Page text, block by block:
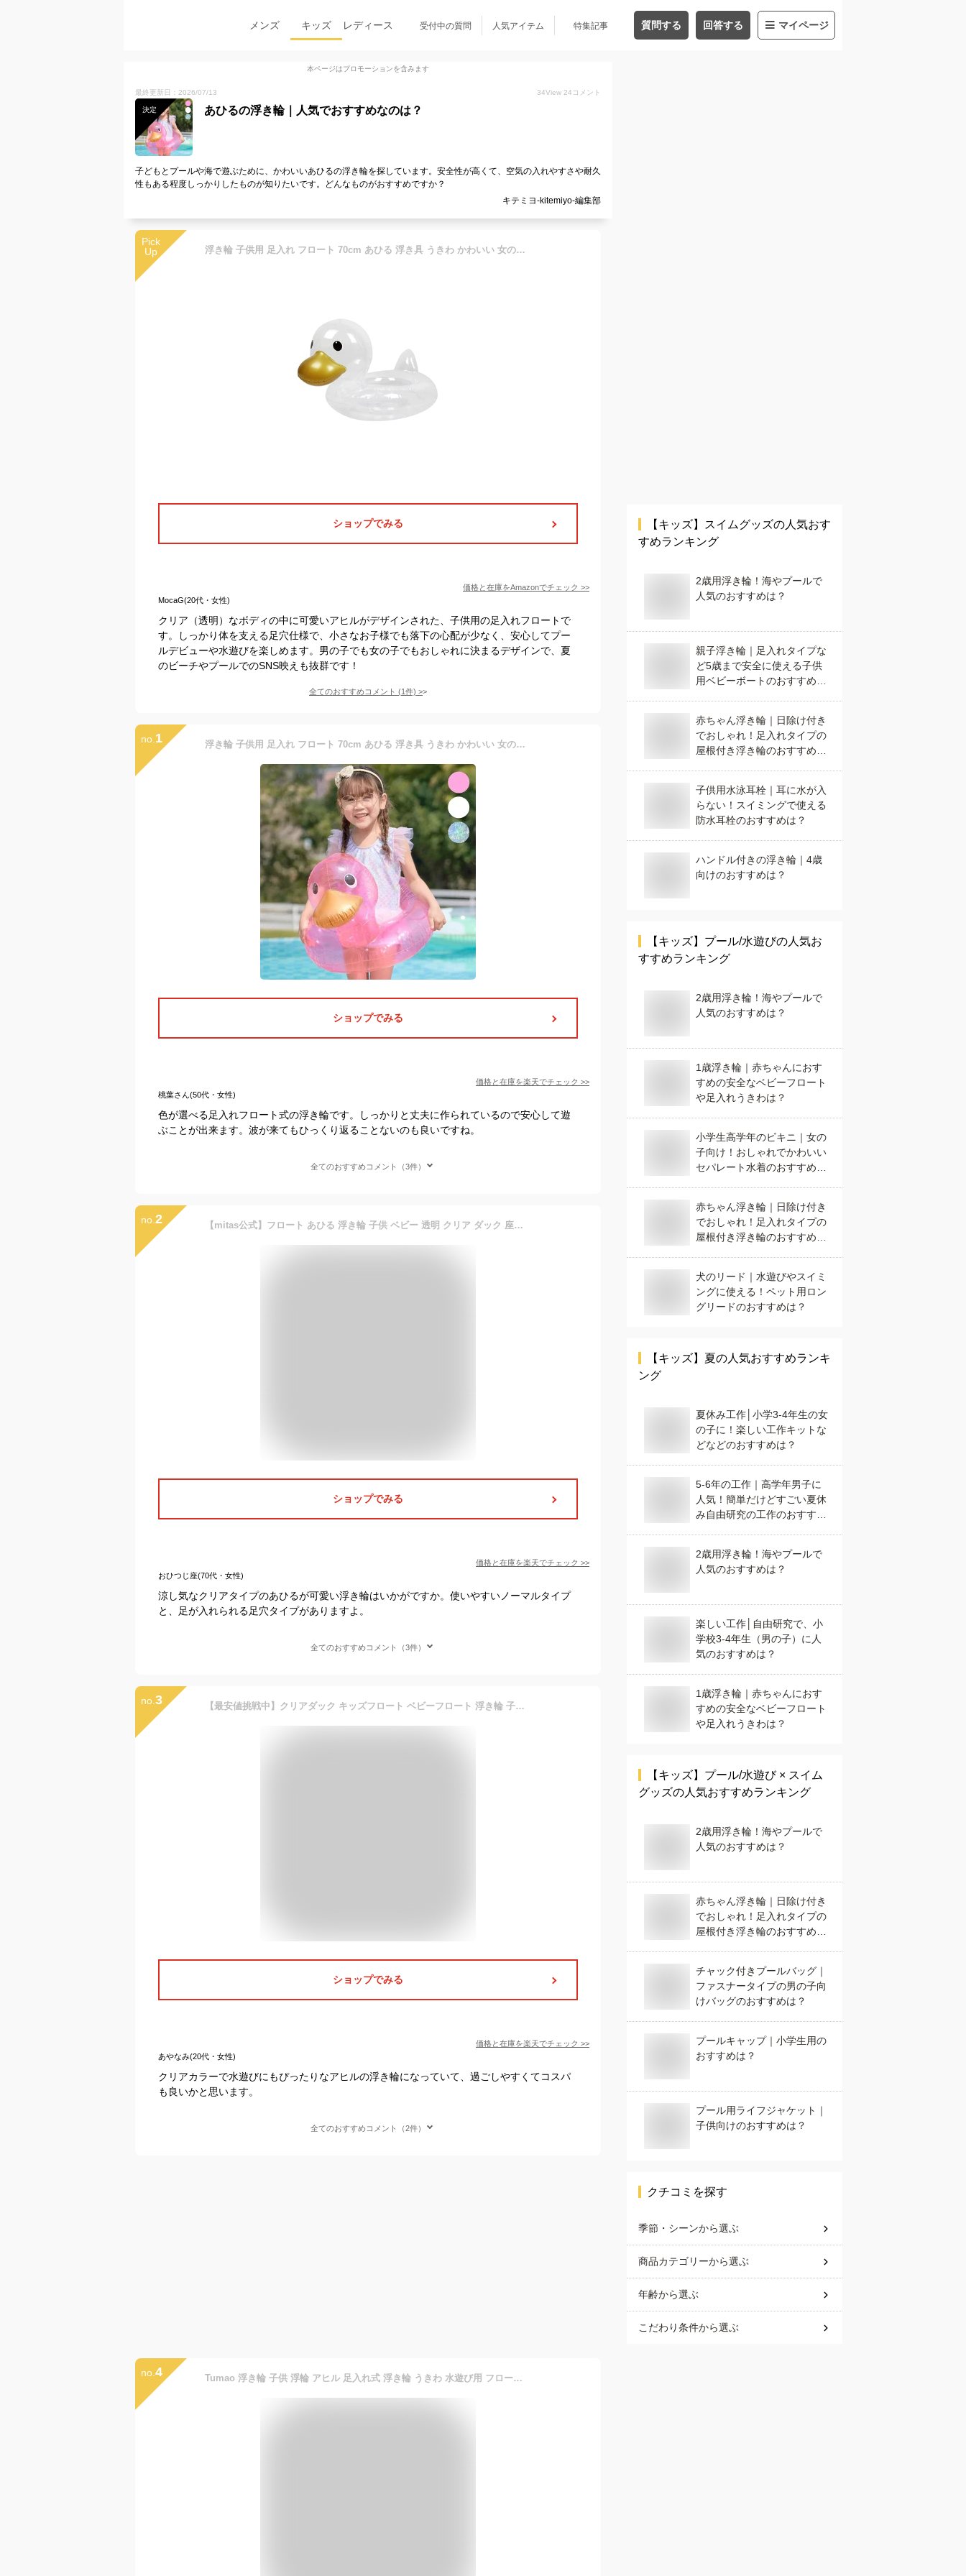
メンズ キッズ レディース 受付中の質問 人気アイテム 特集記事 質問する 回答する マイページ
本ページはプロモーションを含みます
最終更新日：2026/07/13 34View 24 コメント
決定 あひるの浮き輪｜人気でおすすめなのは？
子どもとプールや海で遊ぶために、かわいいあひるの浮き輪を探しています。安全性が高くて、空気の入れやすさや耐久
性もある程度しっかりしたものが知りたいです。どんなものがおすすめですか？
キテミヨ-kitemiyo-編集部
Pick
Up
浮き輪 子供用 足入れ フロート 70cm あひる 浮き具 うきわ かわいい 女の子 男の子 (クリア)
ショップでみる
価格と在庫をAmazonでチェック >>
MocaG(20代・女性)
クリア（透明）なボディの中に可愛いアヒルがデザインされた、子供用の足入れフロートで
す。しっかり体を支える足穴仕様で、小さなお子様でも落下の心配が少なく、安心してプー
ルデビューや水遊びを楽しめます。男の子でも女の子でもおしゃれに決まるデザインで、夏
のビーチやプールでのSNS映えも抜群です！
全てのおすすめコメント (1件) >
no. 1 浮き輪 子供用 足入れ フロート 70cm あひる 浮き具 うきわ かわいい 女の子 男の子 1歳 2歳 3歳 4歳 5歳 ピンク クリア
ショップでみる
価格と在庫を楽天でチェック >>
桃葉さん(50代・女性)
色が選べる足入れフロート式の浮き輪です。しっかりと丈夫に作られているので安心して遊
ぶことが出来ます。波が来てもひっくり返ることないのも良いですね。
全てのおすすめコメント（3件）
no. 2 【mitas公式】フロート あひる 浮き輪 子供 ベビー 透明 クリア ダック 座れる 浮き具 水遊び プール 水泳 海 ビーチ アヒル インスタ Instagram SNS 映え O字 O型 足穴 脚穴 夏 かわいい 可愛い 座付き 足入れ お風呂 落ちにくい 落下防止 スイミングリング
ショップでみる
価格と在庫を楽天でチェック >>
おひつじ座(70代・女性)
涼し気なクリアタイプのあひるが可愛い浮き輪はいかがですか。使いやすいノーマルタイプ
と、足が入れられる足穴タイプがありますよ。
全てのおすすめコメント（3件）
no. 3 【最安値挑戦中】クリアダック キッズフロート ベビーフロート 浮き輪 子供用 SNS インスタ アヒル 映え 透明 浮輪 足穴付き O型タイプ 座付き 浮き具 クリア フロート スイムリング ダック 水遊び プール 水泳 足入れ 赤ちゃん キッズ 海 夏休み ネコポス便送料無料！
ショップでみる
価格と在庫を楽天でチェック >>
あやなみ(20代・女性)
クリアカラーで水遊びにもぴったりなアヒルの浮き輪になっていて、過ごしやすくてコスパ
も良いかと思います。
全てのおすすめコメント（2件）
no. 4 Tumao 浮き輪 子供 浮輪 アヒル 足入れ式 浮き輪 うきわ 水遊び用 フロート 空気入れ 折りたたみ おしゃれ かわいい お風呂 浮き具 水遊び 海水浴 水泳 夏休旅行 アウトドア レジャー用品 (透明)
【キッズ】 スイムグッズの人気おす
すめランキング
2歳用浮き輪！海やプールで
人気のおすすめは？
親子浮き輪｜足入れタイプな
ど5歳まで安全に使える子供
用ベビーボートのおすすめ
赤ちゃん浮き輪｜日除け付き
でおしゃれ！足入れタイプの
屋根付き浮き輪のおすすめ
子供用水泳耳栓｜耳に水が入
らない！スイミングで使える
防水耳栓のおすすめは？
ハンドル付きの浮き輪｜4歳
向けのおすすめは？
【キッズ】 プール/水遊びの人気お
すすめランキング
2歳用浮き輪！海やプールで
人気のおすすめは？
1歳浮き輪｜赤ちゃんにおす
すめの安全なベビーフロート
や足入れうきわは？
小学生高学年のビキニ｜女の
子向け！おしゃれでかわいい
セパレート水着のおすすめ
赤ちゃん浮き輪｜日除け付き
でおしゃれ！足入れタイプの
屋根付き浮き輪のおすすめ
犬のリード｜水遊びやスイミ
ングに使える！ペット用ロン
グリードのおすすめは？
【キッズ】 夏の人気おすすめランキ
ング
夏休み工作│小学3-4年生の女
の子に！楽しい工作キットな
どなどのおすすめは？
5-6年の工作｜高学年男子に
人気！簡単だけどすごい夏休
み自由研究の工作のおすすめ
2歳用浮き輪！海やプールで
人気のおすすめは？
楽しい工作│自由研究で、小
学校3-4年生（男の子）に人
気のおすすめは？
1歳浮き輪｜赤ちゃんにおす
すめの安全なベビーフロート
や足入れうきわは？
【キッズ】 プール/水遊び × スイム
グッズの人気おすすめランキング
2歳用浮き輪！海やプールで
人気のおすすめは？
赤ちゃん浮き輪｜日除け付き
でおしゃれ！足入れタイプの
屋根付き浮き輪のおすすめ
チャック付きプールバッグ｜
ファスナータイプの男の子向
けバッグのおすすめは？
プールキャップ｜小学生用の
おすすめは？
プール用ライフジャケット｜
子供向けのおすすめは？
クチコミを探す
季節・シーンから選ぶ
商品カテゴリーから選ぶ
年齢から選ぶ
こだわり条件から選ぶ